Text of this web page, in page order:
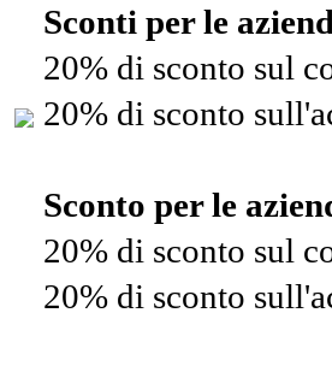
Sconti per le
20% di sconto sul
20% di sconto
Sconto per le
20% di sconto sul
20% di sconto